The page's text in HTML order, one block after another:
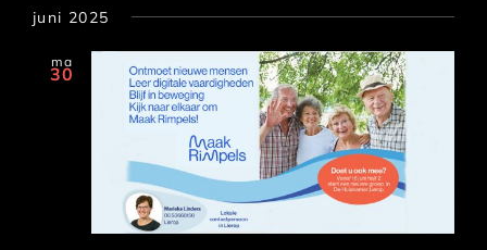
een
datum.
juni 2025
ma
30